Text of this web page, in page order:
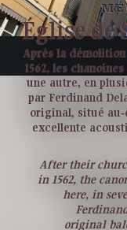
Église de
Après la
1562, les
une autre, en
par Ferdinand
original, situé
excellente
After their
in 1562, the
here, in
original